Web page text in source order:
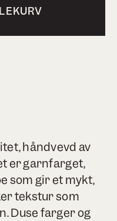
håndvevd av
er garnfarget,
som gir et mykt,
tekstur som
Duse farger og